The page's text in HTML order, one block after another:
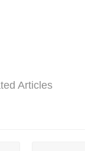
Articles